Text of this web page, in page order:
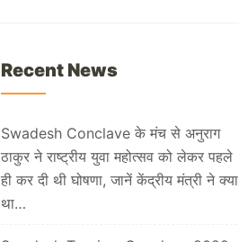
Recent News
Swadesh Conclave के मंच से अनुराग
ठाकुर ने राष्ट्रीय युवा महोत्सव को लेकर पहले
ही कर दी थी घोषणा, जानें केंद्रीय मंत्री ने क्या
था…